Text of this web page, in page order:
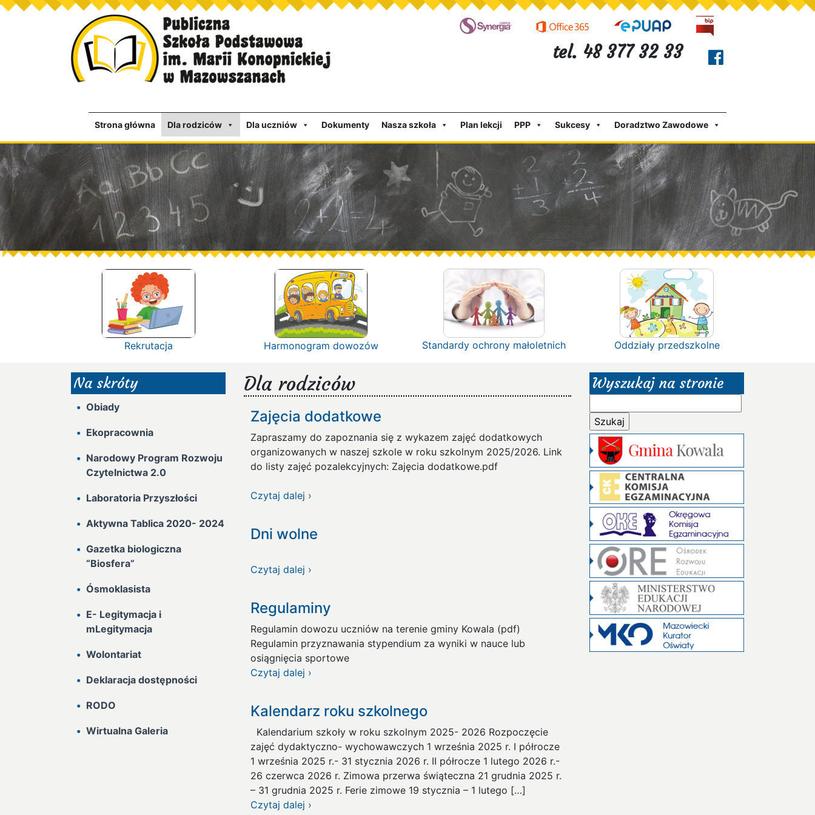
tel. 48 377 32 33
Strona główna Dla rodziców Dla uczniów Dokumenty Nasza szkoła Plan lekcji PPP Sukcesy Doradztwo Zawodowe
Rekrutacja Harmonogram dowozów Standardy ochrony małoletnich Oddziały przedszkolne
Na skróty
Obiady
Ekopracownia
Narodowy Program Rozwoju
Czytelnictwa 2.0
Laboratoria Przyszłości
Aktywna Tablica 2020- 2024
Gazetka biologiczna
“Biosfera”
Ósmoklasista
E- Legitymacja i
mLegitymacja
Wolontariat
Deklaracja dostępności
RODO
Wirtualna Galeria
Dla rodziców
Zajęcia dodatkowe
Zapraszamy do zapoznania się z wykazem zajęć dodatkowych
organizowanych w naszej szkole w roku szkolnym 2025/2026. Link
do listy zajęć pozalekcyjnych: Zajęcia dodatkowe.pdf
Czytaj dalej ›
Dni wolne
Czytaj dalej ›
Regulaminy
Regulamin dowozu uczniów na terenie gminy Kowala (pdf)
Regulamin przyznawania stypendium za wyniki w nauce lub
osiągnięcia sportowe
Czytaj dalej ›
Kalendarz roku szkolnego
Kalendarium szkoły w roku szkolnym 2025- 2026 Rozpoczęcie
zajęć dydaktyczno- wychowawczych 1 września 2025 r. I półrocze
1 września 2025 r.- 31 stycznia 2026 r. II półrocze 1 lutego 2026 r.-
26 czerwca 2026 r. Zimowa przerwa świąteczna 21 grudnia 2025 r.
– 31 grudnia 2025 r. Ferie zimowe 19 stycznia – 1 lutego […]
Czytaj dalej ›
Wyszukaj na stronie